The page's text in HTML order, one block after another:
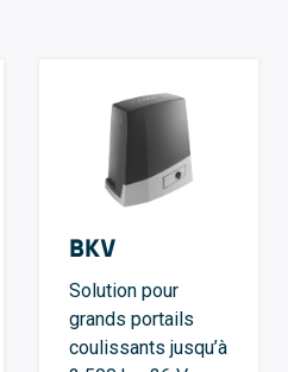
BKV
Solution pour
grands portails
coulissants jusqu’à